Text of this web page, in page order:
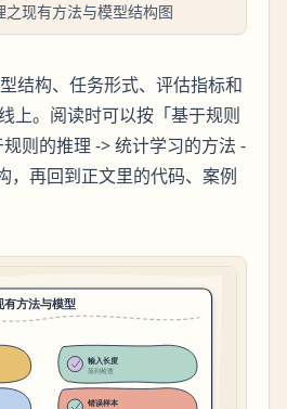
之现有方法与模型结构图
结构、任务形式、评估指标和
上。阅读时可以按「基于规则
则的推理 -> 统计学习的方法 -
，再回到正文里的代码、案例